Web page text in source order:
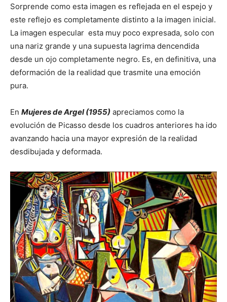
Sorprende como esta imagen es reflejada en el espejo y
este reflejo es completamente distinto a la imagen inicial.
La imagen especular esta muy poco expresada, solo con
una nariz grande y una supuesta lagrima dencendida
desde un ojo completamente negro. Es, en definitiva, una
deformación de la realidad que trasmite una emoción
pura.
En Mujeres de Argel (1955) apreciamos como la
evolución de Picasso desde los cuadros anteriores ha ido
avanzando hacia una mayor expresión de la realidad
desdibujada y deformada.